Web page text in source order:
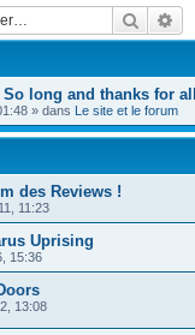
So long and thanks for
» dans Le site et le forum
des Reviews !
11:23
Uprising
15:36
13:08